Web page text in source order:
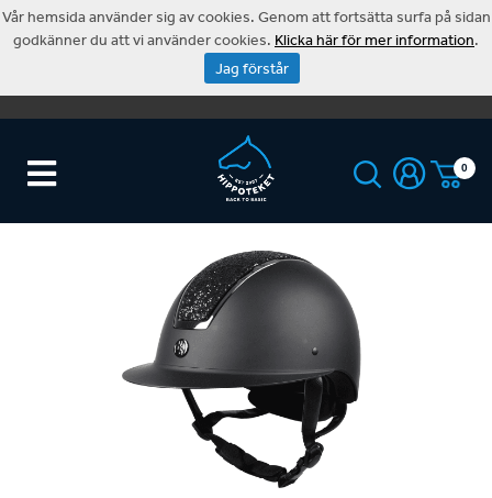
0
Vår hemsida använder sig av cookies. Genom att fortsätta surfa på sidan
godkänner du att vi använder cookies. Klicka här för mer information.
Jag förstår